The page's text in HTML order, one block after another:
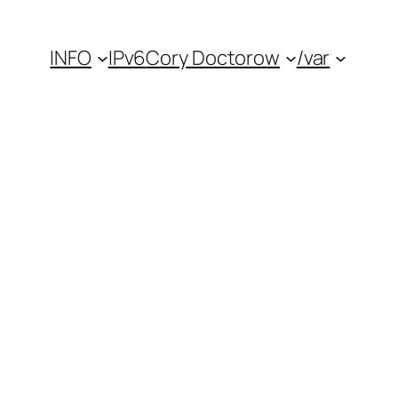
INFO IPv6Cory Doctorow /var